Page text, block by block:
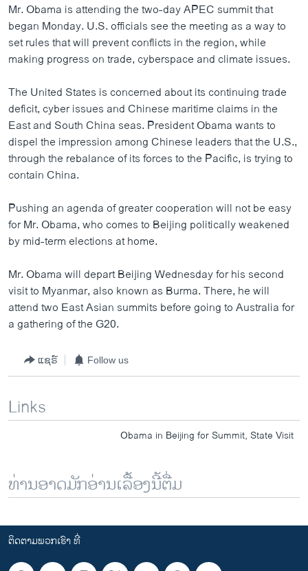
Mr. Obama is attending the two-day APEC summit that
began Monday. U.S. officials see the meeting as a way to
set rules that will prevent conflicts in the region, while
making progress on trade, cyberspace and climate issues.
The United States is concerned about its continuing trade
deficit, cyber issues and Chinese maritime claims in the
East and South China seas. President Obama wants to
dispel the impression among Chinese leaders that the U.S.,
through the rebalance of its forces to the Pacific, is trying to
contain China.
Pushing an agenda of greater cooperation will not be easy
for Mr. Obama, who comes to Beijing politically weakened
by mid-term elections at home.
Mr. Obama will depart Beijing Wednesday for his second
visit to Myanmar, also known as Burma. There, he will
attend two East Asian summits before going to Australia for
a gathering of the G20.
ແຊຣ໌ Follow us
Links
Obama in Beijing for Summit, State Visit
ທ່ານອາດມັກອ່ານເລື້ອງນີ້ຕື່ມ
ຕິດຕາມພວກເຮົາ ທີ່